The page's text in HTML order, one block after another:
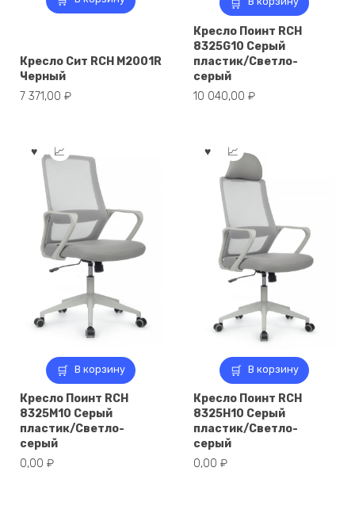
Кресло Сит RCH M2001R
Черный
7 371,00 ₽
Кресло Поинт RCH
8325G10 Серый
пластик/Светло-
серый
10 040,00 ₽
В корзину
Кресло Поинт RCH
8325M10 Серый
пластик/Светло-
серый
0,00 ₽
В корзину
Кресло Поинт RCH
8325H10 Серый
пластик/Светло-
серый
0,00 ₽